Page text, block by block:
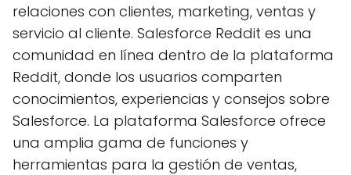
relaciones con clientes, marketing, ventas y
servicio al cliente. Salesforce Reddit es una
comunidad en línea dentro de la plataforma
Reddit, donde los usuarios comparten
conocimientos, experiencias y consejos sobre
Salesforce. La plataforma Salesforce ofrece
una amplia gama de funciones y
herramientas para la gestión de ventas,